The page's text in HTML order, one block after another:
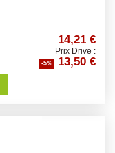
14,21 €
Prix Drive :
-5% 13,50 €